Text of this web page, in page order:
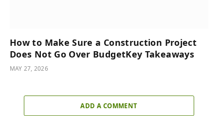
How to Make Sure a Construction Project
Does Not Go Over BudgetKey Takeaways
MAY 27, 2026
ADD A COMMENT